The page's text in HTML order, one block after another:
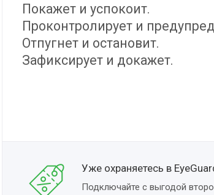
Покажет и успокоит.
Проконтролирует и
Отпугнет и остановит.
Зафиксирует и докажет.
Уже охраняетесь в
Подключайте с выгодой